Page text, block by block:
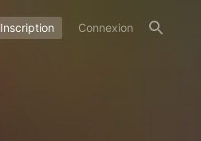
Inscription Connexion